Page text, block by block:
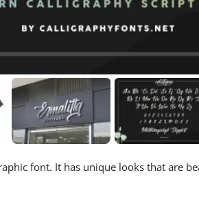
font. It has unique looks that are